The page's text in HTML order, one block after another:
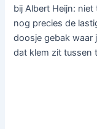
bij Albert Heijn:
nog precies de
doosje gebak waar
dat klem zit tussen